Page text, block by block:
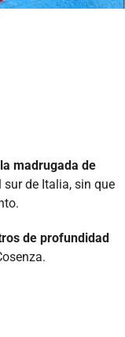
madrugada de
sur de Italia, sin que
de profundidad